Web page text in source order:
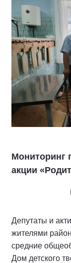
Мониторинг
акции
Депутаты и
жителями
средние
Дом детского